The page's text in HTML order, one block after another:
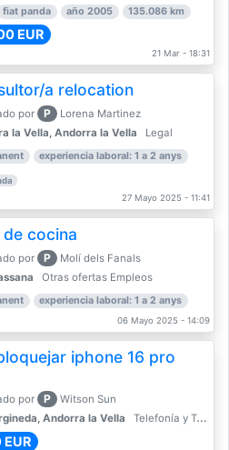
fiat panda año 2005 135.086 km
EUR
21 Mar - 18:31
a relocation
por P
Lorena Martinez
la Vella, Andorra la Vella
Legal
experiencia laboral: 1 a 2 anys
27 Mayo 2025 - 11:41
cocina
por P
Molí dels Fanals
Otras ofertas Empleos
experiencia laboral: 1 a 2 anys
06 Mayo 2025 - 14:09
iphone 16 pro
por P
Witson Sun
Andorra la Vella
Telefonía y Telecomunicaciones